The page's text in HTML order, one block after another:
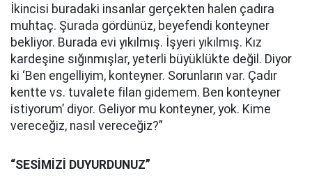
İkincisi buradaki insanlar gerçekten halen çadıra
muhtaç. Şurada gördünüz, beyefendi konteyner
bekliyor. Burada evi yıkılmış. İşyeri yıkılmış. Kız
kardeşine sığınmışlar, yeterli büyüklükte değil. Diyor
ki ‘Ben engelliyim, konteyner. Sorunların var. Çadır
kentte vs. tuvalete filan gidemem. Ben konteyner
istiyorum’ diyor. Geliyor mu konteyner, yok. Kime
vereceğiz, nasıl vereceğiz?”
“SESİMİZİ DUYURDUNUZ”